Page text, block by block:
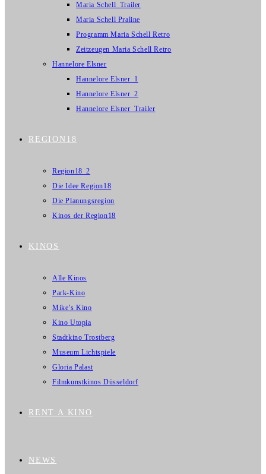
Maria Schell_Trailer
Maria Schell Praline
Programm Maria Schell Retro
Zeitzeugen Maria Schell Retro
Hannelore Elsner
Hannelore Elsner_1
Hannelore Elsner_2
Hannelore Elsner_Trailer
REGION18
Region18_2
Die Idee Region18
Die Planungsregion
Kinos der Region18
KINOS
Alle Kinos
Park-Kino
Mike’s Kino
Kino Utopia
Stadtkino Trostberg
Museum Lichtspiele
Gloria Palast
Filmkunstkinos Düsseldorf
RENT A KINO
NEWS